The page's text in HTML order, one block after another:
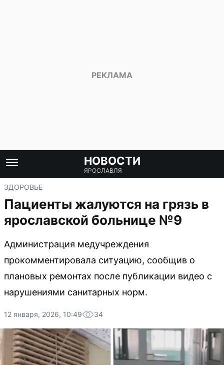
НОВОСТИ
ЯРОСЛАВЛЯ
ЗДОРОВЬЕ
Пациенты жалуются на грязь в
ярославской больнице №9
Администрация медучреждения
прокомментировала ситуацию, сообщив о
плановых ремонтах после публикации видео с
нарушениями санитарных норм.
12 января, 2026, 10:49 34